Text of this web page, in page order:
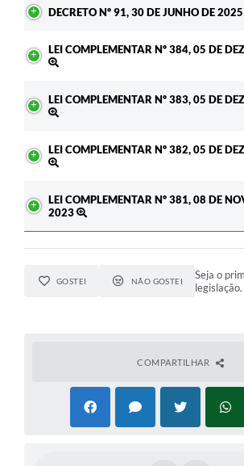
DECRETO Nº 91, 30 DE JUNHO DE 2025
LEI COMPLEMENTAR Nº 384, 05 DE
LEI COMPLEMENTAR Nº 383, 05 DE
LEI COMPLEMENTAR Nº 382, 05 DE
LEI COMPLEMENTAR Nº 381, 08 DE
2023
GOSTEI NÃO GOSTEI
Seja o
legislação.
COMPARTILHAR